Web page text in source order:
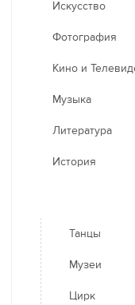
Искусство
Фотография
Кино и
Музыка
Литература
История
Танцы
Музеи
Цирк